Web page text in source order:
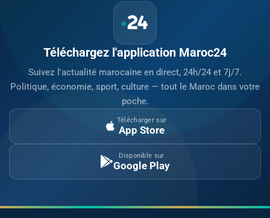
Téléchargez l'application Maroc24
Suivez l'actualité marocaine en direct, 24h/24 et 7j/7.
Politique, économie, sport, culture — tout le Maroc dans votre
poche.
Télécharger sur
App Store
Disponible sur
Google Play